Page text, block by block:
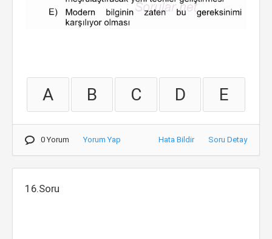
A B C D E
0 Yorum Yorum Yap Hata Bildir Soru Detay
16.Soru